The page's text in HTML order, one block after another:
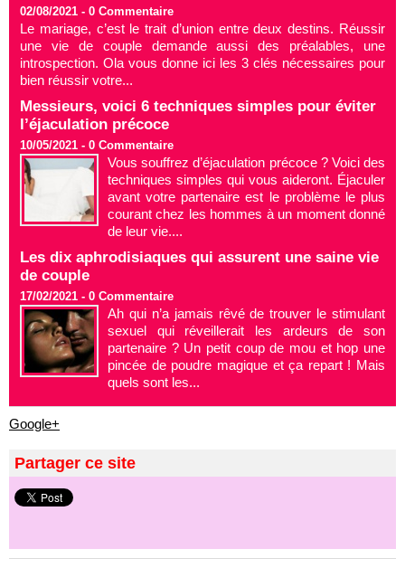
02/08/2021 - 0 Commentaire
Le mariage, c’est le trait d’union entre deux destins. Réussir
une vie de couple demande aussi des préalables, une
introspection. Ola vous donne ici les 3 clés nécessaires pour
bien réussir votre...
Messieurs, voici 6 techniques simples pour éviter
l’éjaculation précoce
10/05/2021 - 0 Commentaire
Vous souffrez d’éjaculation précoce ? Voici des
techniques simples qui vous aideront. Éjaculer
avant votre partenaire est le problème le plus
courant chez les hommes à un moment donné
de leur vie....
Les dix aphrodisiaques qui assurent une saine vie
de couple
17/02/2021 - 0 Commentaire
Ah qui n’a jamais rêvé de trouver le stimulant
sexuel qui réveillerait les ardeurs de son
partenaire ? Un petit coup de mou et hop une
pincée de poudre magique et ça repart ! Mais
quels sont les...
Google+
Partager ce site